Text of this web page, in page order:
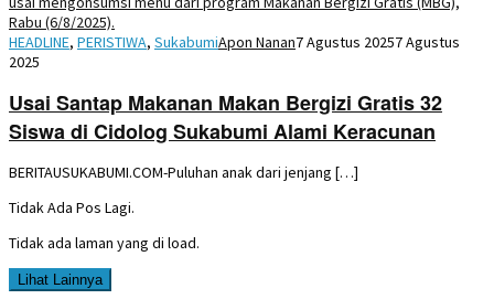
HEADLINE, PERISTIWA, SukabumiApon Nanan7 Agustus 20257 Agustus
2025
Usai Santap Makanan Makan Bergizi Gratis 32
Siswa di Cidolog Sukabumi Alami Keracunan
BERITAUSUKABUMI.COM-Puluhan anak dari jenjang […]
Tidak Ada Pos Lagi.
Tidak ada laman yang di load.
Lihat Lainnya